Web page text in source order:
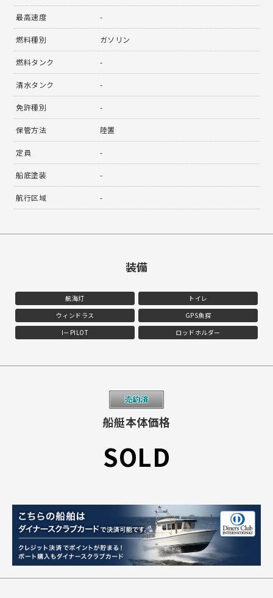
最高速度 -
燃料種別 ガソリン
燃料タンク -
清水タンク -
免許種別 -
保管方法 陸置
定員 -
船底塗装 -
航行区域 -
装備
航海灯
トイレ
ウィンドラス
GPS魚探
I－PILOT
ロッドホルダー
船艇本体価格
SOLD